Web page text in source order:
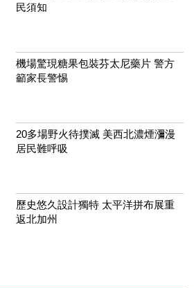
民須知
機場驚現糖果包裝芬太尼藥片 警方
籲家長警惕
20多場野火待撲滅 美西北濃煙瀰漫
居民難呼吸
歷史悠久設計獨特 太平洋拼布展重
返北加州